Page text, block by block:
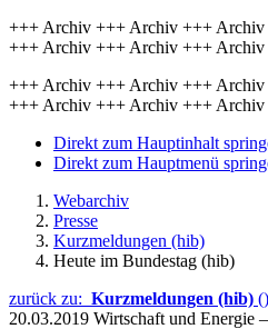
+++ Archiv +++ Archiv +++
+++ Archiv +++ Archiv +++
+++ Archiv +++ Archiv +++
+++ Archiv +++ Archiv +++
Direkt zum Hauptinhalt
Direkt zum Hauptmenü
Webarchiv
Presse
Kurzmeldungen (hib)
Heute im Bundestag (hib)
zurück zu: Kurzmeldungen (hib) ()
20.03.2019 Wirtschaft und